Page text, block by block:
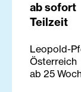
ab sofort
Teilzeit
Leopold-
Österreich
ab 25